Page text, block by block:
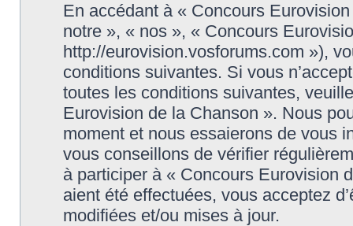
En accédant à « Concours
notre », « nos », « Concours
http://eurovision.vosforums.com »),
conditions suivantes. Si vous
toutes les conditions suivantes,
Eurovision de la Chanson ». Nous
moment et nous essaierons de vous
vous conseillons de vérifier
à participer à « Concours Eurovision
aient été effectuées, vous acceptez
modifiées et/ou mises à jour.